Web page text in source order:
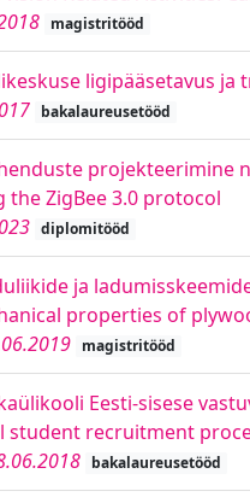
magistritööd
ligipääsetavus
bakalaureusetööd
projekteerimine
ZigBee 3.0 protocol
diplomitööd
ja
properties of
magistritööd
Eesti-sisese
recruitment
bakalaureusetööd